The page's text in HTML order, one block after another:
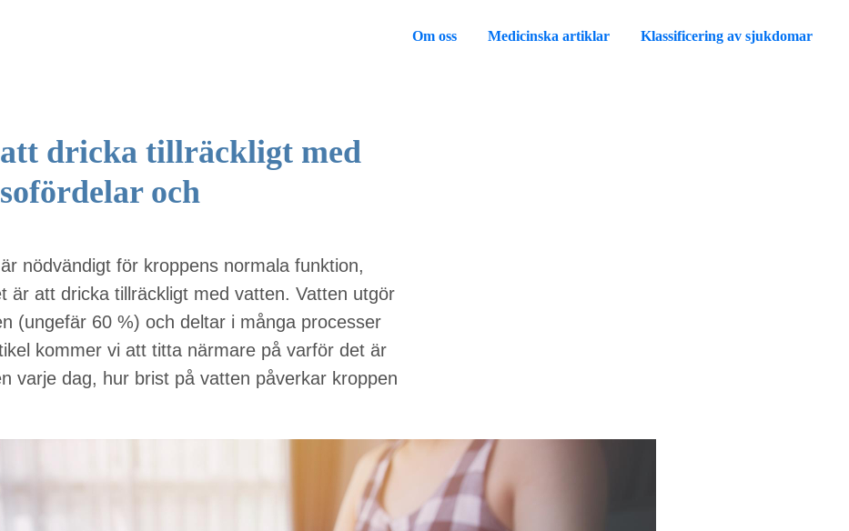
Om oss Medicinska artiklar Klassificering av sjukdomar
dricka tillräckligt med
och
nödvändigt för kroppens normala funktion,
är att dricka tillräckligt med vatten. Vatten utgör
(ungefär 60 %) och deltar i många processer
kommer vi att titta närmare på varför det är
varje dag, hur brist på vatten påverkar kroppen